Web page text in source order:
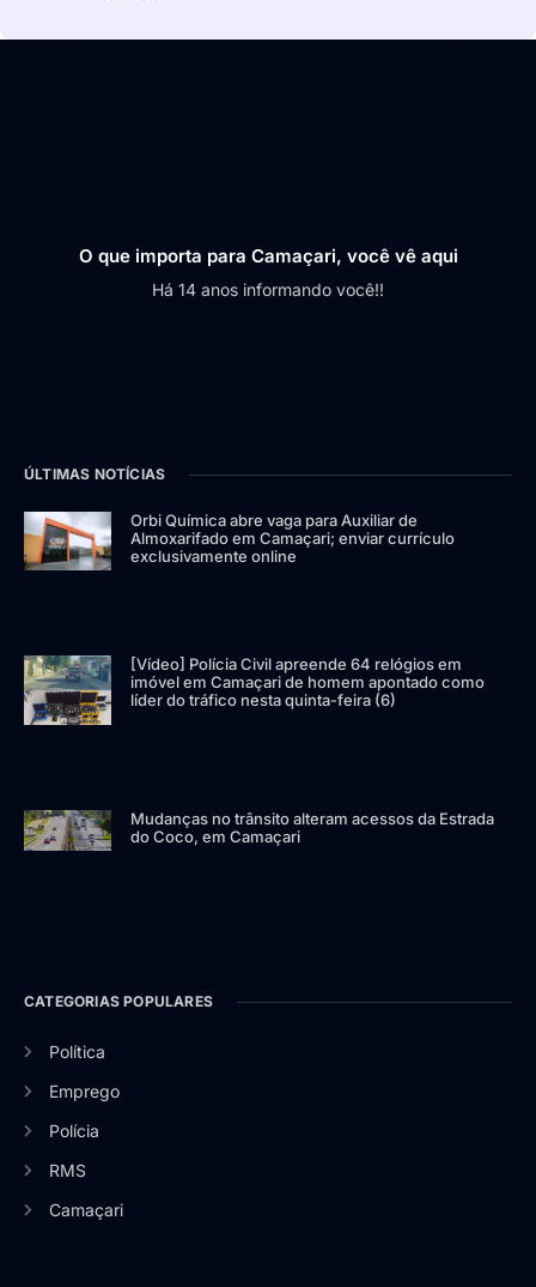
O que importa para Camaçari, você vê aqui
Há 14 anos informando você!!
ÚLTIMAS NOTÍCIAS
Orbi Química abre vaga para Auxiliar de
Almoxarifado em Camaçari; enviar currículo
exclusivamente online
[Vídeo] Polícia Civil apreende 64 relógios em
imóvel em Camaçari de homem apontado como
líder do tráfico nesta quinta-feira (6)
Mudanças no trânsito alteram acessos da Estrada
do Coco, em Camaçari
CATEGORIAS POPULARES
Política
Emprego
Polícia
RMS
Camaçari